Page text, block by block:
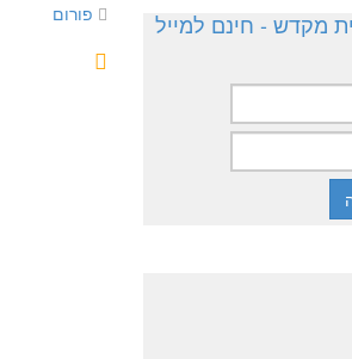
פורום
מקדש - חינם למייל